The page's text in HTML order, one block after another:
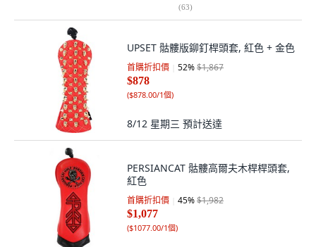
(63)
UPSET 骷髏版鉚釘桿頭套, 紅色 + 金色
首購折扣價 52%$1,867
$878
($878.00/1個)
8/12 星期三 預計送達
PERSIANCAT 骷髏高爾夫木桿桿頭套,
紅色
首購折扣價 45%$1,982
$1,077
($1077.00/1個)